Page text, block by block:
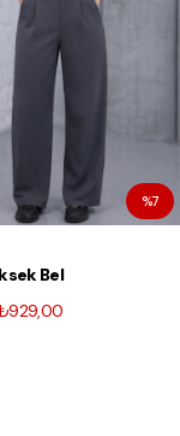
%7
Bel